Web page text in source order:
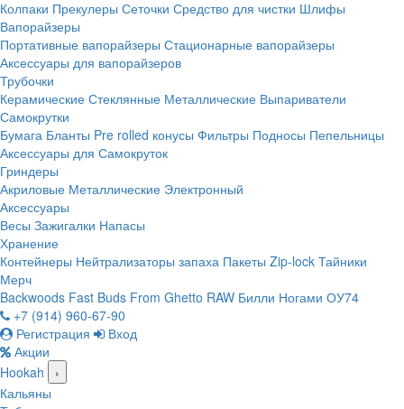
Колпаки Прекулеры Сеточки Средство для чистки Шлифы
Вапорайзеры
Портативные вапорайзеры Стационарные вапорайзеры
Аксессуары для вапорайзеров
Трубочки
Керамические Стеклянные Металлические Выпариватели
Самокрутки
Бумага Бланты Pre rolled конусы Фильтры Подносы Пепельницы
Аксессуары для Самокруток
Гриндеры
Акриловые Металлические Электронный
Аксессуары
Весы Зажигалки Напасы
Хранение
Контейнеры Нейтрализаторы запаха Пакеты Zip-lock Тайники
Мерч
Backwoods Fast Buds From Ghetto RAW Билли Ногами ОУ74
+7 (914) 960-67-90
Регистрация
Вход
Акции
Hookah
›
Кальяны